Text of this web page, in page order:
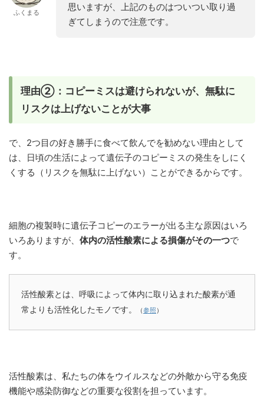
ふくまる
思いますが、上記のものはついつい取り過
ぎてしまうので注意です。
理由②：コピーミスは避けられないが、無駄に
リスクは上げないことが大事
で、2つ目の好き勝手に食べて飲んでを勧めない理由として
は、日頃の生活によって遺伝子のコピーミスの発生をしにく
くする（リスクを無駄に上げない）ことができるからです。
細胞の複製時に遺伝子コピーのエラーが出る主な原因はいろ
いろありますが、 体内の活性酸素による損傷がその一つで
す。
活性酸素とは、呼吸によって体内に取り込まれた酸素が通
常よりも活性化したモノです。
（参照 ）
活性酸素は、私たちの体をウイルスなどの外敵から守る免疫
機能や感染防御などの重要な役割を担っています。